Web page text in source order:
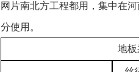
网片南北方工程都用，集中在
分使用。
地